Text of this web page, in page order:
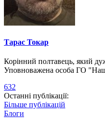
Тарас Токар
Корінний полтавець, який
Уповноважена особа ГО
632
Останні публікації:
Більше публікацій
Блоги